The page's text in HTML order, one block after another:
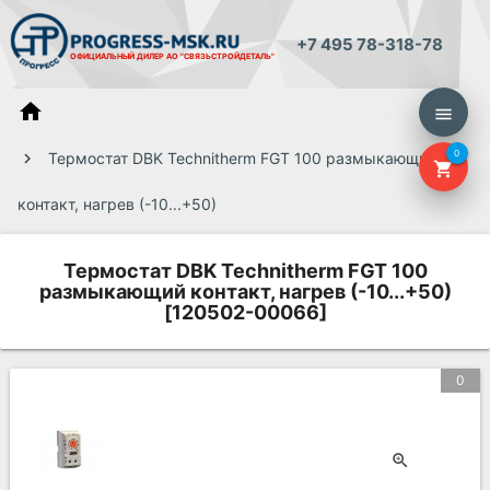
ОФИЦИАЛЬНЫЙ ДИЛЕР АО "СВЯЗЬСТРОЙДЕТАЛЬ"
+7 495 78-318-78
menu
shopping_cart
0
home
Термостат DBK Technitherm FGT 100 размыкающий
контакт, нагрев (-10...+50)
Термостат DBK Technitherm FGT 100
размыкающий контакт, нагрев (-10...+50)
[120502-00066]
0